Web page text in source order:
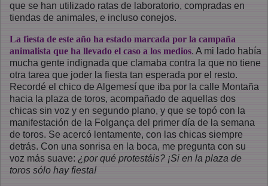
que se han utilizado ratas de laboratorio, compradas en
tiendas de animales, e incluso conejos.
La fiesta de este año ha estado marcada por la campaña
animalista que ha llevado el caso a los medios. A mi lado había
mucha gente indignada que clamaba contra la que no tiene
otra tarea que joder la fiesta tan esperada por el resto.
Recordé el chico de Algemesí que iba por la calle Montaña
hacia la plaza de toros, acompañado de aquellas dos
chicas sin voz y en segundo plano, y que se topó con la
manifestación de la Folgança del primer día de la semana
de toros. Se acercó lentamente, con las chicas siempre
detrás. Con una sonrisa en la boca, me pregunta con su
voz más suave: ¿por qué protestáis? ¡Si en la plaza de
toros sólo hay fiesta!